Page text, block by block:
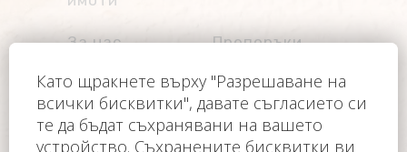
Имоти на
Управление на
имоти
Други услуги
За нас Препоръки
Блог BG
English
Контакт